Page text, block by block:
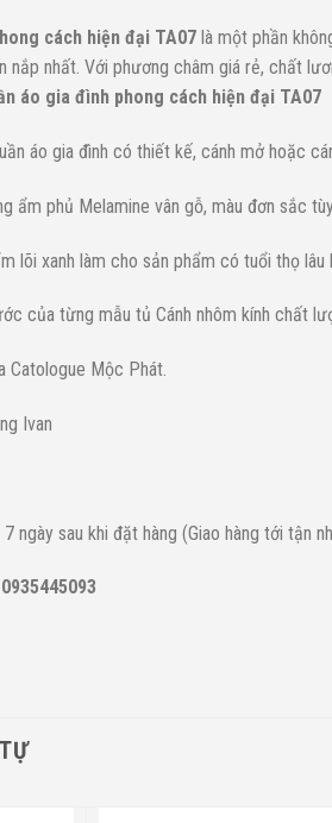
cách hiện đại TA07là một phần
nắp nhất. Với phương châm giá rẻ, chất
áo gia đình phong cách hiện đại TA07
áo gia đình có thiết kế, cánh mở hoặc
ẩm phủ Melamine vân gỗ, màu đơn sắc
lõi xanh làm cho sản phẩm có tuổi thọ
của từng mẫu tủ Cánh nhôm kính chất
Catologue Mộc Phát.
Ivan
ngày sau khi đặt hàng (Giao hàng tới tận